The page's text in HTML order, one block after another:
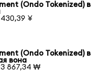
(Ondo Tokenized) в
430,39 ¥
(Ondo Tokenized) в
вона
3 867,34 ₩